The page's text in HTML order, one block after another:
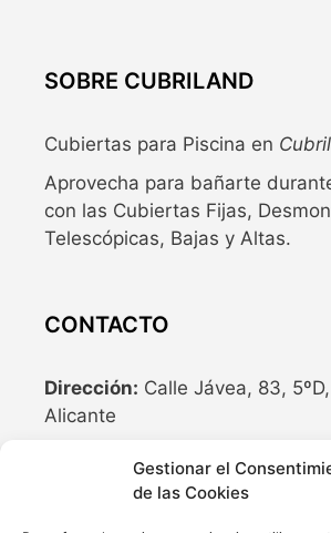
Gestionar el
de las Cookies
SOBRE CUBRILAND
Cubiertas para Piscina en
Aprovecha para bañarte
con las Cubiertas Fijas,
Telescópicas, Bajas y Altas.
CONTACTO
Dirección: Calle Jávea, 83,
Alicante
info@cubriland.com